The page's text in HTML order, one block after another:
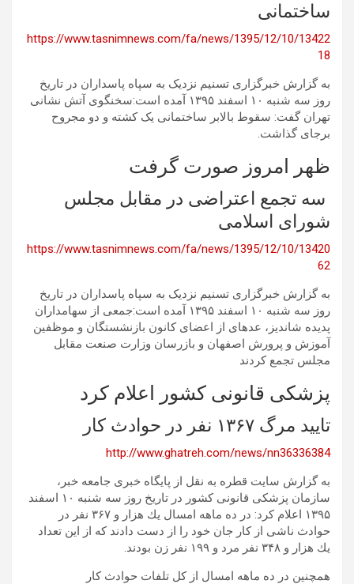
ساختمانی
https://www.tasnimnews.com/fa/news/1395/12/10/13422
18
به گزارش خبرگزاری تسنیم نزدیک به سپاه پاسداران در تاریخ
روز سه شنبه ١٠ اسفند ۱۳۹۵ آمده است:سخنگوی آتش نشانی
تهران گفت: سقوط بالابر ساختمانی یک کشته و دو مجروح
برجای گذاشت.
ظهر امروز صورت گرفت
سه تجمع اعتراضی در مقابل مجلس
شورای اسلامی
https://www.tasnimnews.com/fa/news/1395/12/10/13420
62
به گزارش خبرگزاری تسنیم نزدیک به سپاه پاسداران در تاریخ
روز سه شنبه ١٠ اسفند ۱۳۹۵ آمده است:جمعی از سهامداران
پدیده شاندیز، عدهای از اعضای کانون بازنشستگان و موظفین
آموزش و پرورش اصفهان و بازرسان وزارت صنعت مقابل
مجلس تجمع کردند
پزشكی قانونی كشور اعلام کرد
تایید مرگ ۱۳۶۷ نفر در حوادث کار
http://www.ghatreh.com/news/nn36336384
به گزارش سایت قطره به نقل از پایگاه خبری جامعه خبر،
سازمان پزشكی قانونی كشور در تاریخ روز سه شنبه ١٠ اسفند
۱۳۹۵ اعلام کرد: در ده ماهه امسال یك هزار و ۳۶۷ نفر در
حوادث ناشی از كار جان خود را از دست دادند كه از این تعداد
یك هزار و ۳۴۸ نفر مرد و ۱۹۹ نفر زن بودند.
همچنین در ده ماهه امسال از كل تلفات حوادث كار